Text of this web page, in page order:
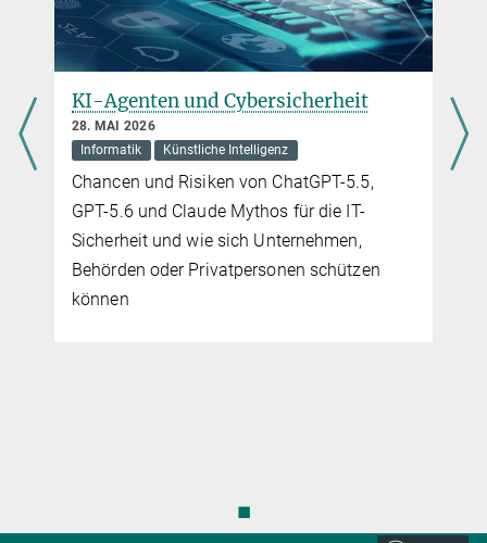
Attacking Optical Flow
Even small coloured patches can fool deep neural networks which
KI-Agenten und Cybersicherheit
28. MAI 2026
Informatik
Künstliche Intelligenz
Chancen und Risiken von ChatGPT-5.5,
GPT-5.6 und Claude Mythos für die IT-
Sicherheit und wie sich Unternehmen,
Behörden oder Privatpersonen schützen
können
◼